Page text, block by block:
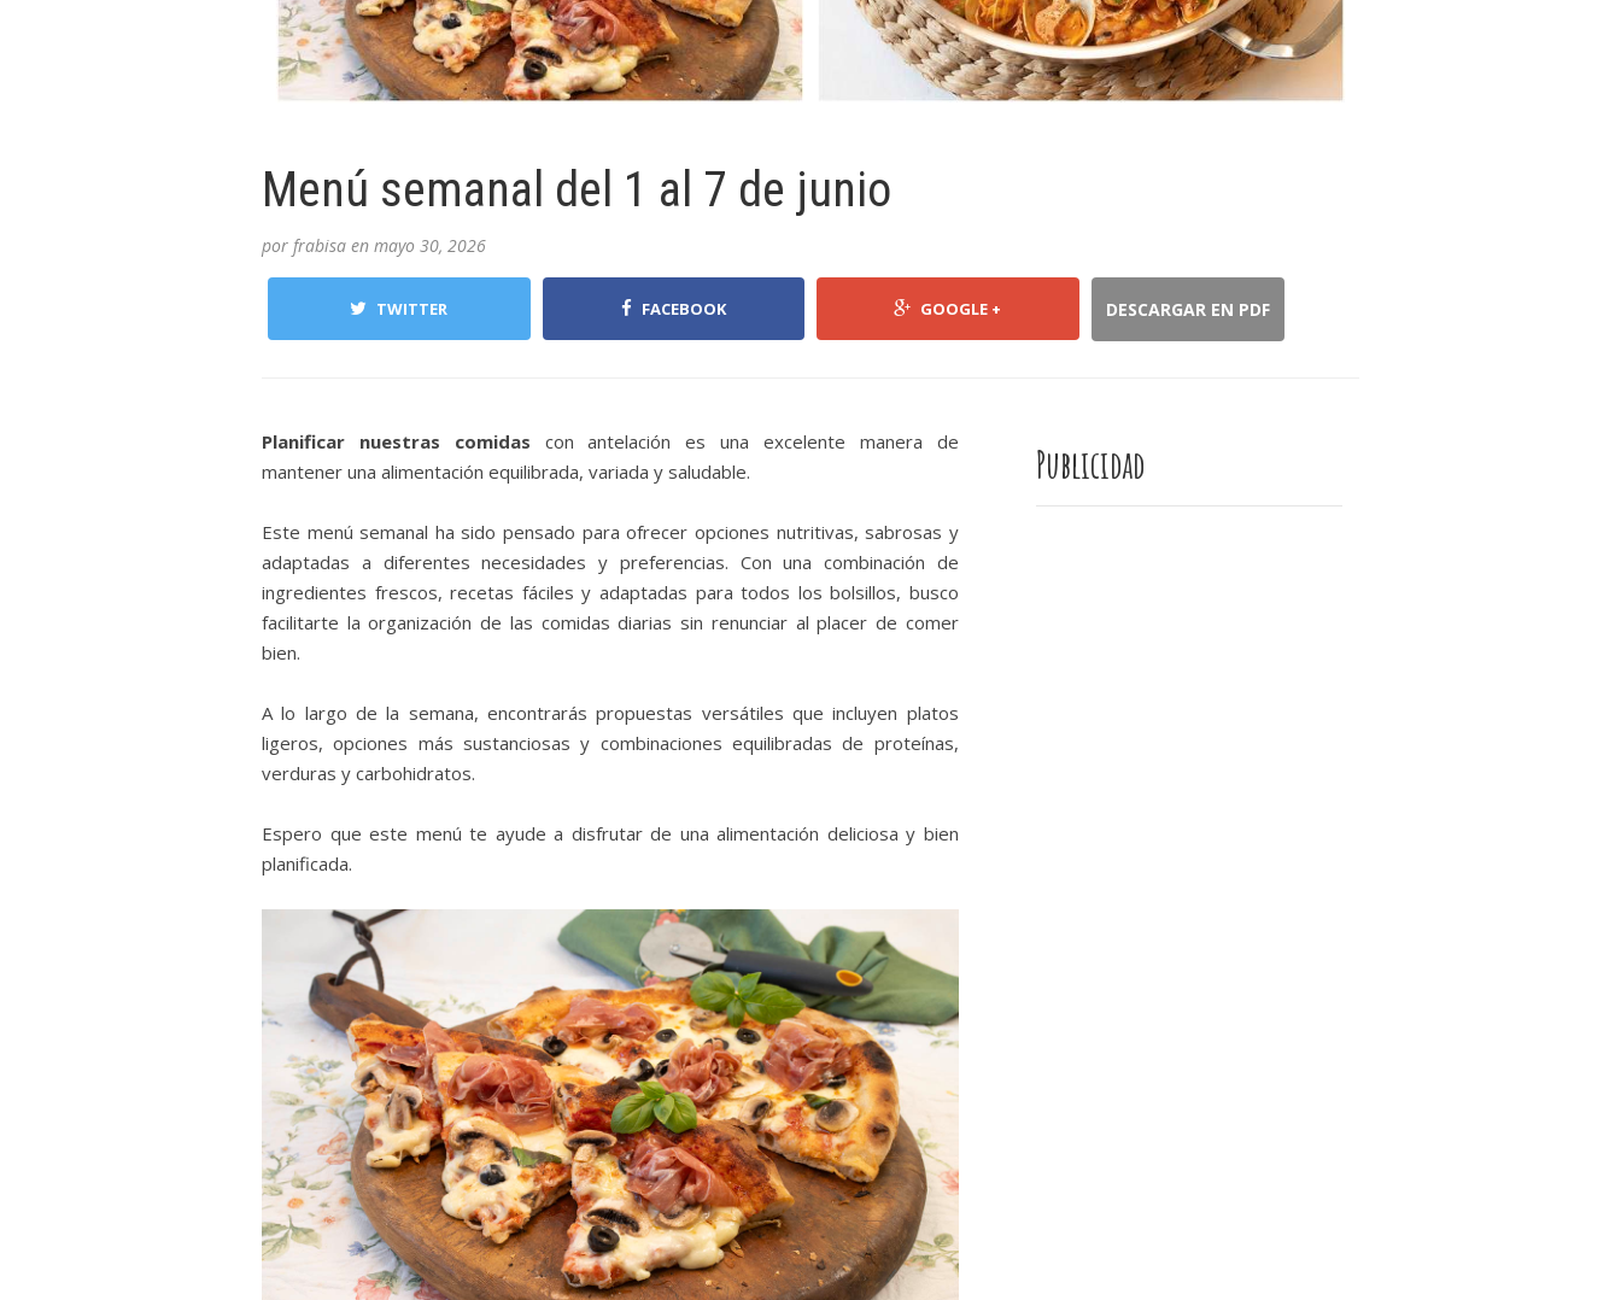
Menú semanal del 1 al 7 de junio
por frabisa en mayo 30, 2026
TWITTER FACEBOOK GOOGLE + DESCARGAR EN PDF
Planificar nuestras comidas con antelación es una excelente manera de
mantener una alimentación equilibrada, variada y saludable.
Este menú semanal ha sido pensado para ofrecer opciones nutritivas, sabrosas y
adaptadas a diferentes necesidades y preferencias. Con una combinación de
ingredientes frescos, recetas fáciles y adaptadas para todos los bolsillos, busco
facilitarte la organización de las comidas diarias sin renunciar al placer de comer
bien.
A lo largo de la semana, encontrarás propuestas versátiles que incluyen platos
ligeros, opciones más sustanciosas y combinaciones equilibradas de proteínas,
verduras y carbohidratos.
Espero que este menú te ayude a disfrutar de una alimentación deliciosa y bien
planificada.
Publicidad